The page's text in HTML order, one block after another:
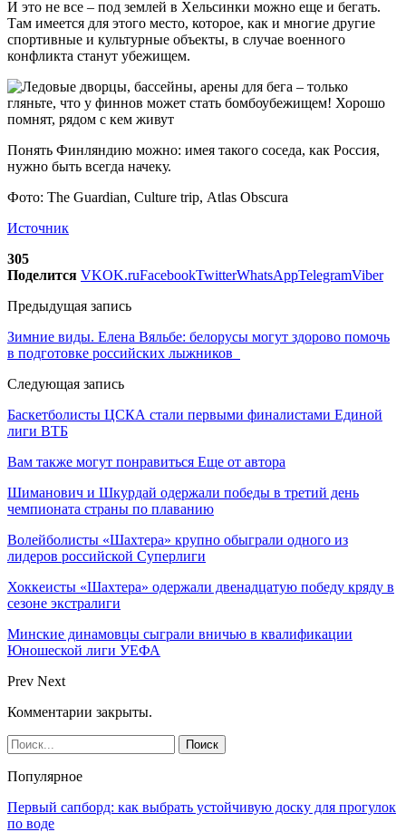
И это не все – под землей в Хельсинки можно еще и бегать.
Там имеется для этого место, которое, как и многие другие
спортивные и культурные объекты, в случае военного
конфликта станут убежищем.
Понять Финляндию можно: имея такого соседа, как Россия,
нужно быть всегда начеку.
Фото: The Guardian, Culture trip, Atlas Obscura
Источник
305
Поделится VKOK.ruFacebookTwitterWhatsAppTelegramViber
Предыдущая запись
Зимние виды. Елена Вяльбе: белорусы могут здорово помочь
в подготовке российских лыжников
Следующая запись
Баскетболисты ЦСКА стали первыми финалистами Единой
лиги ВТБ
Вам также могут понравиться Еще от автора
Шиманович и Шкурдай одержали победы в третий день
чемпионата страны по плаванию
Волейболисты «Шахтера» крупно обыграли одного из
лидеров российской Суперлиги
Хоккеисты «Шахтера» одержали двенадцатую победу кряду в
сезоне экстралиги
Минские динамовцы сыграли вничью в квалификации
Юношеской лиги УЕФА
Prev Next
Комментарии закрыты.
Популярное
Первый сапборд: как выбрать устойчивую доску для прогулок
по воде